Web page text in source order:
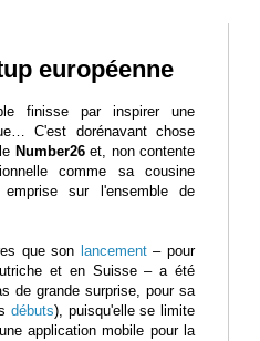
européenne
finisse par inspirer une
C'est dorénavant chose
Number26et, non contente
comme sa cousine
sur l'ensemble de
que son lancement– pour
et en Suisse – a été
de grande surprise, pour sa
débuts), puisqu'elle se limite
application mobile pour la